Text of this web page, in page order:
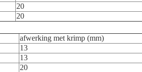
20
20
afwerking met krimp (mm)
13
13
20